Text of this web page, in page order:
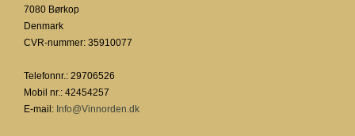
7080 Børkop
Denmark
CVR-nummer: 35910077
Telefonnr.: 29706526
Mobil nr.: 42454257
E-mail : Info@Vinnorden.dk